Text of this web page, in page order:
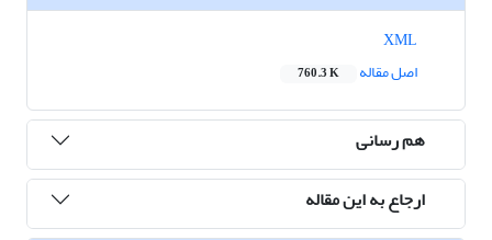
اصل مقاله
760.3 K
هم رسانی
ارجاع به این مقاله